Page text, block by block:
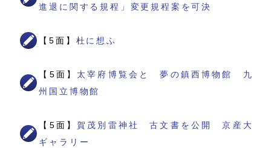
進退に関する規程」変更規程案を可決
【5面】 杜に想ふ
【5面】 太宰府博覧会と 夢の鎮西博物館 九
州国立博物館
【5面】賀茂別雷神社 古文書を公開 京産大
ギャラリー